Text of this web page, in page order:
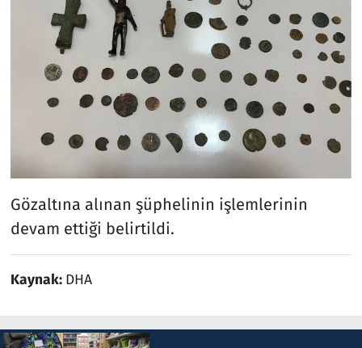
Gözaltına alınan şüphelinin işlemlerinin
devam ettiği belirtildi.
Kaynak: DHA